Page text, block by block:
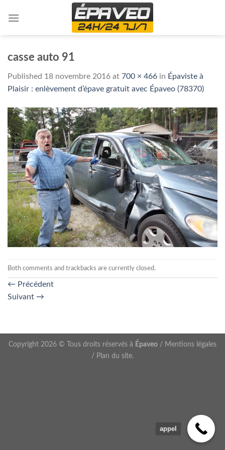
casse auto 91
Published 18 novembre 2016 at 700 × 466 in Épaviste à
Plaisir : enlèvement d’épave gratuit avec Épaveo (78370)
Both comments and trackbacks are currently closed.
← Précédent
Suivant →
Copyright 2026 © Tous droits réservés à Épaveo / Mentions légales
/ Plan du site.
appel